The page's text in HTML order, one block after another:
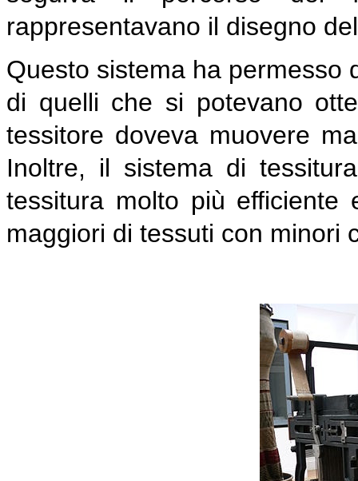
rappresentavano il disegno
Questo sistema ha permesso
di quelli che si potevano
tessitore doveva muovere
Inoltre, il sistema di
tessitura molto più efficiente
maggiori di tessuti con minori